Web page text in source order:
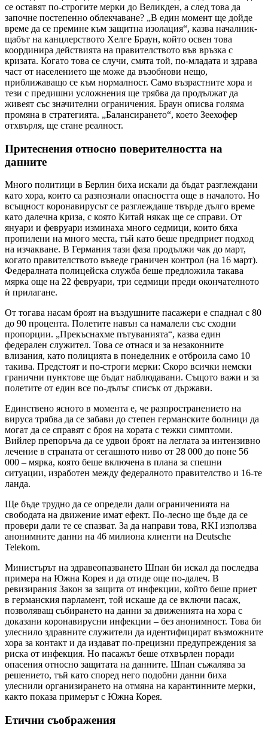
се оставят по-строгите мерки до Великден, а след това да
започне постепенно облекчаване? „В един момент ще дойде
време да се премине към защитна изолация“, казва началник-
щабът на канцлерството Хелге Браун, който освен това
координира действията на правителството във връзка с
кризата. Когато това се случи, смята той, по-младата и здрава
част от населението ще може да възобнови нещо,
приближаващо се към нормалност. Само възрастните хора и
тези с предишни усложнения ще трябва да продължат да
живеят със значителни ограничения. Браун описва голяма
промяна в стратегията. „Балансирането“, което Зеехофер
отхвърля, ще стане реалност.
Притеснения относно поверителността на
данните
Много политици в Берлин биха искали да бъдат разглеждани
като хора, които са разпознали опасността още в началото. Но
всъщност коронавирусът се разглеждаше твърде дълго време
като далечна криза, с която Китай някак ще се справи. От
януари и февруари изминаха много седмици, които бяха
пропилени на много места, тъй като беше предприет подход
на изчакване. В Германия тази фаза продължи чак до март,
когато правителството въведе граничен контрол (на 16 март).
Федералната полицейска служба беше предложила такава
мярка още на 22 февруари, три седмици преди окончателното
ѝ прилагане.
От тогава насам броят на въздушните пасажери е спаднал с 80
до 90 процента. Полетите навън са намалели със сходни
пропорции. „Прекъснахме пътуванията“, казва един
федерален служител. Това се отнася и за незаконните
влизания, като полицията в понеделник е отброила само 10
такива. Предстоят и по-строги мерки: Скоро всички немски
гранични пунктове ще бъдат наблюдавани. Същото важи и за
полетите от един все по-дълъг списък от държави.
Единствено ясното в момента е, че разпространението на
вируса трябва да се забави до степен германските болници да
могат да се справят с броя на хората с тежки симптоми.
Вийлер препоръча да се удвои броят на леглата за интензивно
лечение в страната от сегашното ниво от 28 000 до поне 56
000 – мярка, която беше включена в плана за спешни
ситуации, изработен между федералното правителство и 16-те
ланда.
Ще бъде трудно да се определи дали ограниченията на
свободата на движение имат ефект. По-лесно ще бъде да се
провери дали те се спазват. За да направи това, RKI използва
анонимните данни на 46 милиона клиенти на Deutsche
Telekom.
Министърът на здравеопазването Шпан би искал да последва
примера на Южна Корея и да отиде още по-далеч. В
ревизирания Закон за защита от инфекции, който беше приет
в германския парламент, той искаше да се включи пасаж,
позволяващ събирането на данни за движенията на хора с
доказани коронавирусни инфекции – без анонимност. Това би
улеснило здравните служители да идентифицират възможните
хора за контакт и да издават по-прецизни предупреждения за
риска от инфекция. Но пасажът беше отхвърлен поради
опасения относно защитата на данните. Шпан съжалява за
решението, тъй като според него подобни данни биха
улеснили организирането на отмяна на карантинните мерки,
както показа примерът с Южна Корея.
Етични съображения